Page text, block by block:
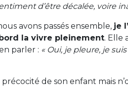
d’être décalée, voire
avons passés ensemble, je
la vivre pleinement. Elle
parler : « Oui, je pleure, je
de son enfant mais